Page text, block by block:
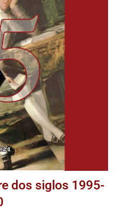
dos siglos 1995-